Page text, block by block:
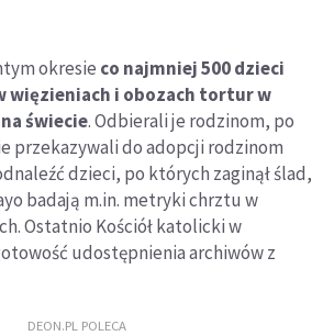
okresie co najmniej 500 dzieci
więzieniach i obozach tortur w
świecie. Odbierali je rodzinom, po
przekazywali do adopcji rodzinom
dzieci, po których zaginął ślad,
badają m.in. metryki chrztu w
Ostatnio Kościół katolicki w
udostępnienia archiwów z
DEON.PL POLECA